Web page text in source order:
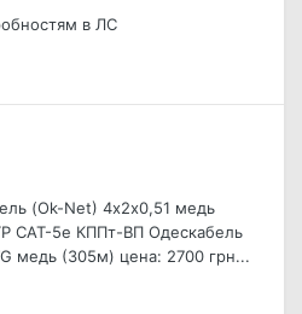
в ЛС
(Ok-Net) 4х2х0,51 медь
CAT-5e КППт-ВП Одескабель
медь (305м) цена: 2700 грн...